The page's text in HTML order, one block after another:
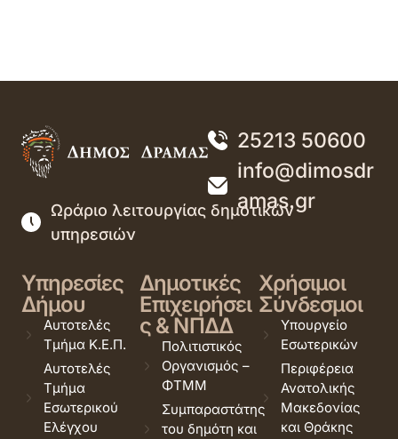
25213 50600
info@dimosdr
amas.gr
Ωράριο λειτουργίας δημοτικών
υπηρεσιών
Υπηρεσίες
Δήμου
Αυτοτελές
Τμήμα Κ.Ε.Π.
Αυτοτελές
Τμήμα
Εσωτερικού
Ελέγχου
Δημοτικές
Επιχειρήσει
ς & ΝΠΔΔ
Πολιτιστικός
Οργανισμός –
ΦΤΜΜ
Συμπαραστάτης
του δημότη και
Χρήσιμοι
Σύνδεσμοι
Υπουργείο
Εσωτερικών
Περιφέρεια
Ανατολικής
Μακεδονίας
και Θράκης